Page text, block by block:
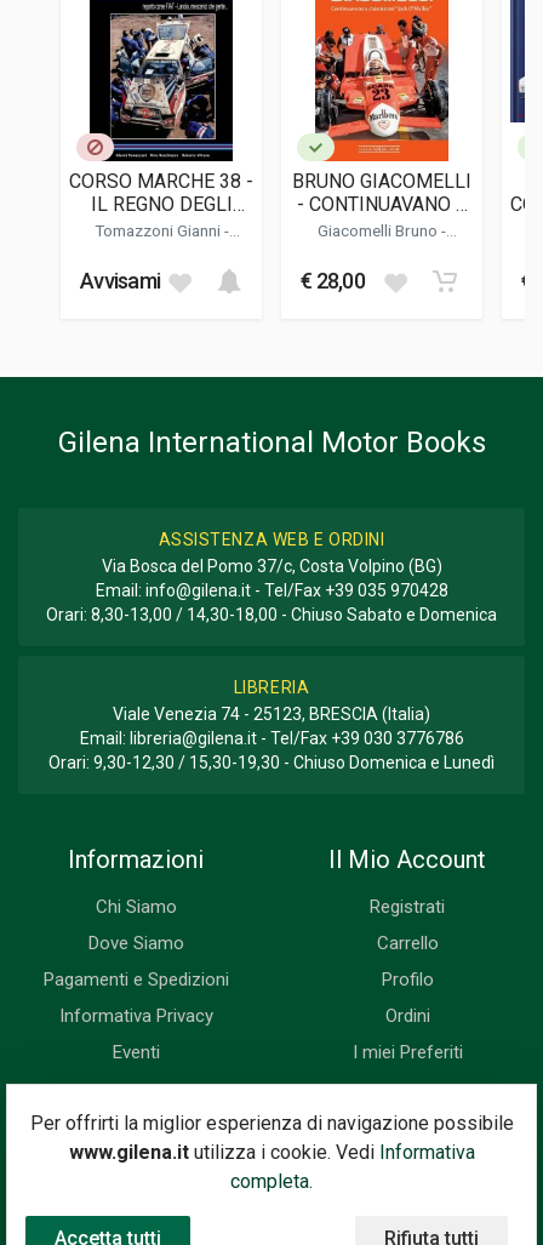
9781787117945
LINGUA DEL TESTO
DATA DI STAMPA
GENERE O COLLANA
CORSO MARCHE 38 -
IL REGNO DEGLI
UOMINI OMBRA
Tomazzoni Gianni-
Roberto
Avvisami
BRUNO GIACOMELLI
- CONTINUAVANO A
CHIAMARMI JACK
Giacomelli Bruno -
€ 28,00 €
Per offrirti la miglior esperienza di navigazione possibile
www.gilena.itutilizza i cookie. Vedi Informativa
completa.
Accetta tutti Rifiuta tutti
Gilena International Motor Books
ASSISTENZA WEB E ORDINI
Via Bosca del Pomo 37/c, Costa Volpino (BG)
Email: info@gilena.it- Tel/Fax +39 035 970428
Orari: 8,30-13,00 / 14,30-18,00 - Chiuso Sabato e Domenica
LIBRERIA
Viale Venezia 74 - 25123, BRESCIA (Italia)
Email: libreria@gilena.it- Tel/Fax +39 030 3776786
Orari: 9,30-12,30 / 15,30-19,30 - Chiuso Domenica e Lunedì
Informazioni
Chi Siamo
Dove Siamo
Pagamenti e Spedizioni
Informativa Privacy
Eventi
Il Mio Account
Registrati
Carrello
Profilo
Ordini
I miei Preferiti
Newsletter
Iscriviti subito alla nostra newsletter. Riceverai prima di tutti le
novità, le offerte, i prossimi eventi...
Indirizzo Email